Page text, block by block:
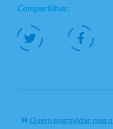
Compartilhar:
Quero engravidar, mas